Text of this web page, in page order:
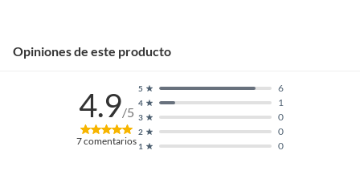
Opiniones de este producto
4.9/5
7comentarios 1 0
2 0
3 0
4 1
5 6